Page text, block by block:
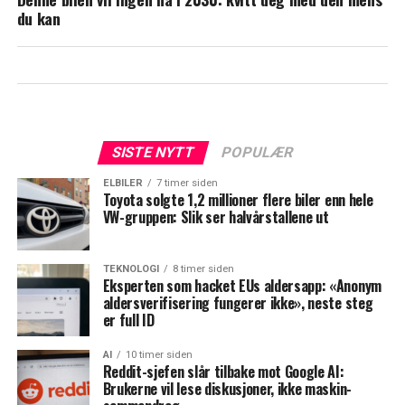
du kan
SISTE NYTT POPULÆR
ELBILER 7 timer siden
Toyota solgte 1,2 millioner flere biler enn hele
VW-gruppen: Slik ser halvårstallene ut
TEKNOLOGI 8 timer siden
Eksperten som hacket EUs aldersapp: «Anonym
aldersverifisering fungerer ikke», neste steg
er full ID
AI 10 timer siden
Reddit-sjefen slår tilbake mot Google AI:
Brukerne vil lese diskusjoner, ikke maskin-